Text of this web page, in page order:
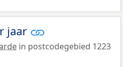
jaar
in postcodegebied 1223